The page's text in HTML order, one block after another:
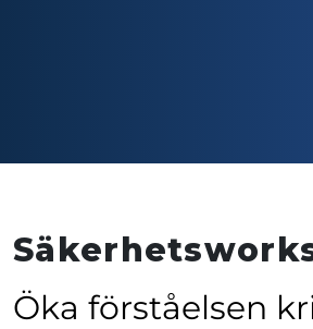
Öka förståelsen